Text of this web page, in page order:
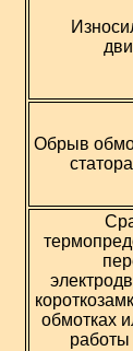
Обрыв
обмотках
работы